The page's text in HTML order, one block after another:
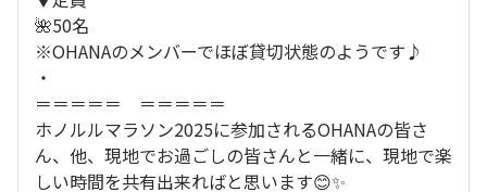
🌺50名
※OHANAのメンバーでほぼ貸切状態のようです♪
・
＝＝＝＝＝ ＝＝＝＝＝
ホノルルマラソン2025に参加されるOHANAの皆さ
ん、他、現地でお過ごしの皆さんと一緒に、現地で楽
しい時間を共有出来ればと思います😊✨